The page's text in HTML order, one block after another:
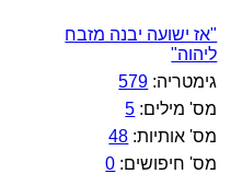
"אז ישועה יבנה מזבח
ליהוה"
גימטריה: 579
מס' מילים: 5
מס' אותיות: 48
מס' חיפושים: 0